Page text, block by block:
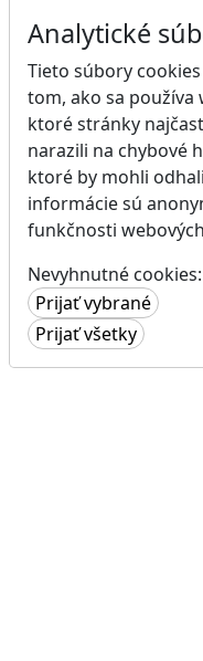
Analytické
Tieto súbory
tom, ako sa
ktoré stránky
narazili na chybové
ktoré by mohli
informácie sú
funkčnosti
Nevyhnutné cookies: